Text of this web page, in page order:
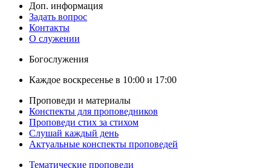
Доп. информация
Задать вопрос
Контакты
О служении
Богослужения
Каждое воскресенье в 10:00 и 17:00
Проповеди и материалы
Конспекты для проповедников
Проповеди стих за стихом
Слушай каждый день
Актуальные конспекты проповедей
Тематические проповеди